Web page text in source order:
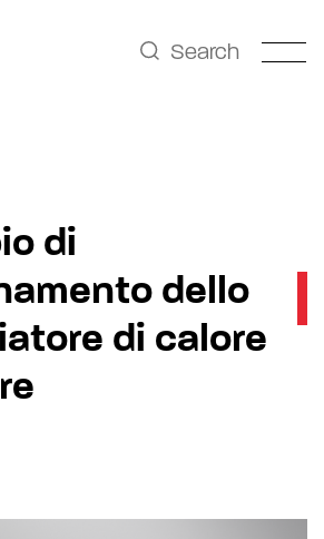
Search
di
dello
di calore